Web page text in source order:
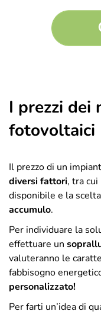
I prezzi dei
fotovoltaici
Il prezzo di un
diversi fattori, tra cui
disponibile e la
accumulo.
Per individuare la
effettuare un
valuteranno le
fabbisogno
personalizzato!
Per farti un’idea di